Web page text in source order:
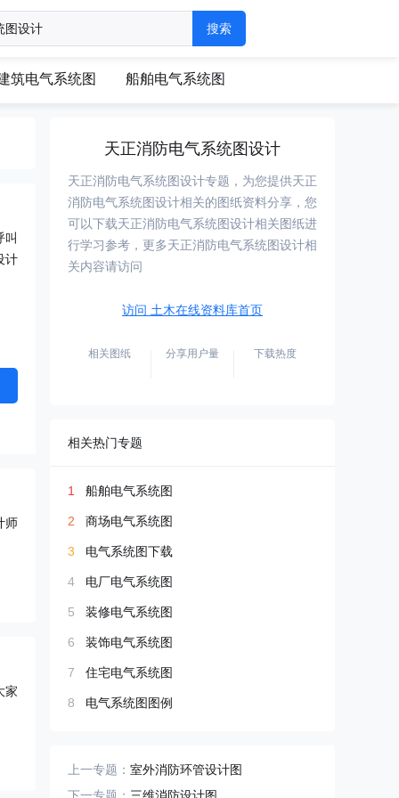
筑电气系统图 船舶电气系统图
叫
计
师
家
天正消防电气系统图设计
天正消防电气系统图设计专题，为您提供天正
消防电气系统图设计相关的图纸资料分享，您
可以下载天正消防电气系统图设计相关图纸进
行学习参考，更多天正消防电气系统图设计相
关内容请访问
访问 土木在线资料库首页
相关图纸 分享用户量 下载热度
相关热门专题
1 船舶电气系统图
2 商场电气系统图
3 电气系统图下载
4 电厂电气系统图
5 装修电气系统图
6 装饰电气系统图
7 住宅电气系统图
8 电气系统图图例
上一专题： 室外消防环管设计图